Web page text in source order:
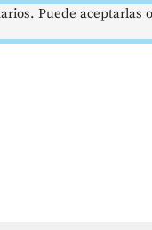
Puede aceptarlas